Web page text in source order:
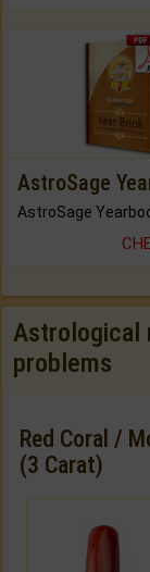
AstroSage
Astrological
problems
Red Coral /
(3 Carat)